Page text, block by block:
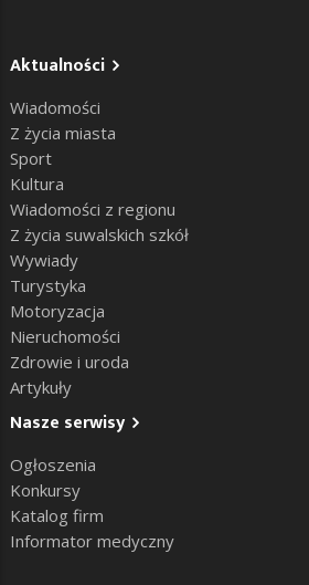
Aktualności
Wiadomości
Z życia miasta
Sport
Kultura
Wiadomości z regionu
Z życia suwalskich szkół
Wywiady
Turystyka
Motoryzacja
Nieruchomości
Zdrowie i uroda
Artykuły
Nasze serwisy
Ogłoszenia
Konkursy
Katalog firm
Informator medyczny